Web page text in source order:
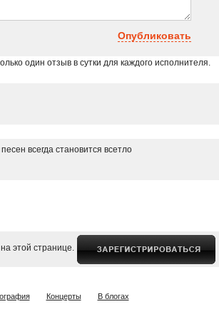
Опубликовать
один отзыв в сутки для каждого исполнителя.
всегда становится всетло
этой странице.
Концерты В блогах